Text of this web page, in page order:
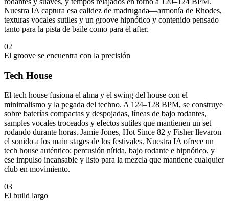
Nuestra IA captura esa calidez de madrugada—armonía de Rhodes,
texturas vocales sutiles y un groove hipnótico y contenido pensado
tanto para la pista de baile como para el after.
02
El groove se encuentra con la precisión
Tech House
El tech house fusiona el alma y el swing del house con el
minimalismo y la pegada del techno. A 124–128 BPM, se construye
sobre baterías compactas y despojadas, líneas de bajo rodantes,
samples vocales troceados y efectos sutiles que mantienen un set
rodando durante horas. Jamie Jones, Hot Since 82 y Fisher llevaron
el sonido a los main stages de los festivales. Nuestra IA ofrece un
tech house auténtico: percusión nítida, bajo rodante e hipnótico, y
ese impulso incansable y listo para la mezcla que mantiene cualquier
club en movimiento.
03
El build largo